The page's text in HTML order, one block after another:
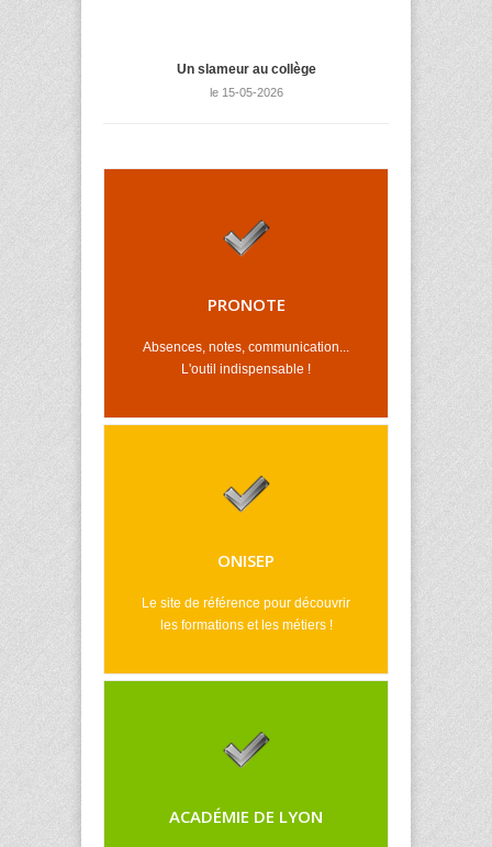
Un slameur au collège
le 15-05-2026
PRONOTE
Absences, notes, communication...
L'outil indispensable !
ONISEP
Le site de référence pour découvrir
les formations et les métiers !
ACADÉMIE DE LYON